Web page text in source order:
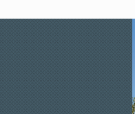
Дом - Вилла